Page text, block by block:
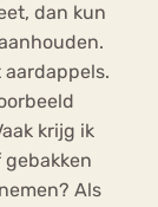
dan kun
krijg ik
Als